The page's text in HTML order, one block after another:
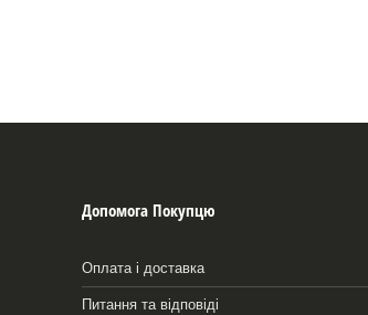
Допомога Покупцю
Оплата і доставка
Питання та відповіді